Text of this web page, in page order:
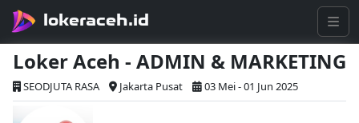
lokeraceh.id
Loker Aceh - ADMIN & MARKETING
SEODJUTA RASA Jakarta Pusat 03 Mei - 01 Jun 2025